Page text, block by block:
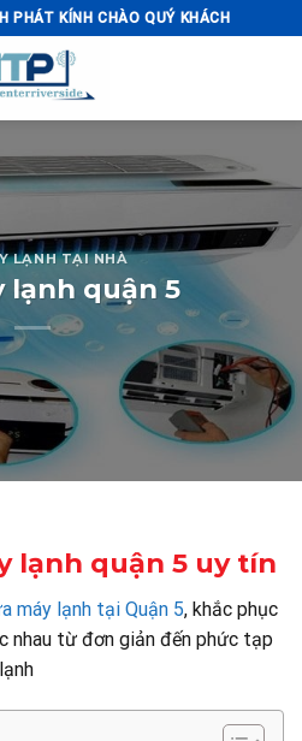
PHÁT KÍNH CHÀO QUÝ KHÁCH
LẠNH TẠI NHÀ
lạnh quận 5
lạnh quận 5 uy tín
máy lạnh tại Quận 5, khắc phục
nhau từ đơn giản đến phức tạp